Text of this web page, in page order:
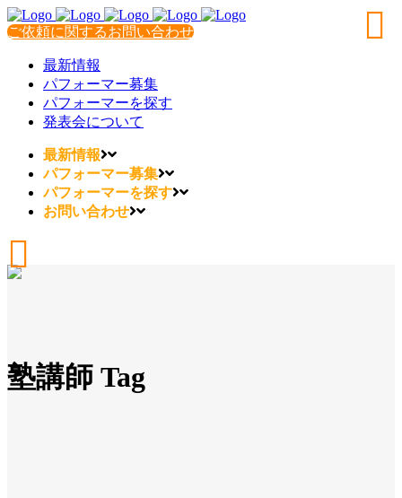
ご依頼に関するお問い合わせ
最新情報
パフォーマー募集
パフォーマーを探す
発表会について
最新情報
パフォーマー募集
パフォーマーを探す
お問い合わせ
塾講師 Tag